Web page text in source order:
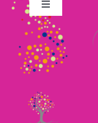
Toggle
Navigation
Retour en Haut
Actualité
France Services